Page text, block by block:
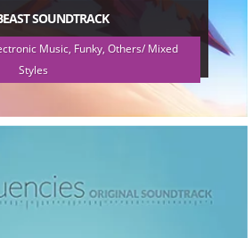
SOUNDTRACK
Music, Funky, Others/ Mixed
Styles